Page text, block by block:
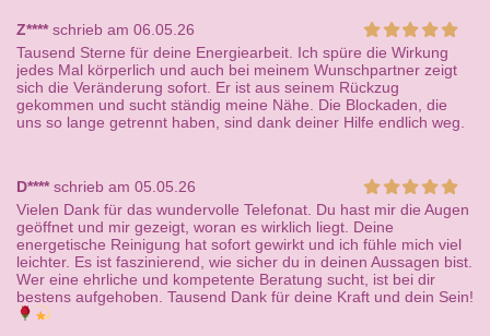
Z****schrieb am 06.05.26
Tausend Sterne für deine Energiearbeit. Ich spüre die Wirkung
jedes Mal körperlich und auch bei meinem Wunschpartner zeigt
sich die Veränderung sofort. Er ist aus seinem Rückzug
gekommen und sucht ständig meine Nähe. Die Blockaden, die
uns so lange getrennt haben, sind dank deiner Hilfe endlich weg.
D****schrieb am 05.05.26
Vielen Dank für das wundervolle Telefonat. Du hast mir die Augen
geöffnet und mir gezeigt, woran es wirklich liegt. Deine
energetische Reinigung hat sofort gewirkt und ich fühle mich viel
leichter. Es ist faszinierend, wie sicher du in deinen Aussagen bist.
Wer eine ehrliche und kompetente Beratung sucht, ist bei dir
bestens aufgehoben. Tausend Dank für deine Kraft und dein Sein!